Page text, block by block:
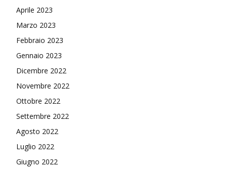
Aprile 2023
Marzo 2023
Febbraio 2023
Gennaio 2023
Dicembre 2022
Novembre 2022
Ottobre 2022
Settembre 2022
Agosto 2022
Luglio 2022
Giugno 2022